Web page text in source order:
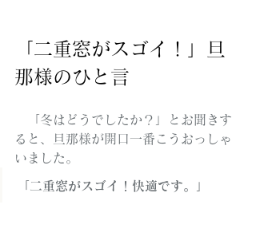
「二重窓がスゴイ！」旦
那様のひと言
「冬はどうでしたか？」とお聞きす
ると、旦那様が開口一番こうおっしゃ
いました。
「二重窓がスゴイ！快適です。」